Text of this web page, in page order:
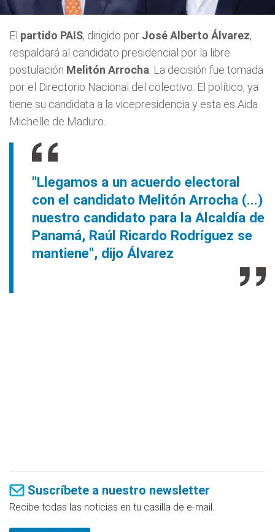
El partido PAIS, dirigido por José Alberto Álvarez,
respaldará al candidato presidencial por la libre
postulación Melitón Arrocha . La decisión fue tomada
por el Directorio Nacional del colectivo. El político, ya
tiene su candidata a la vicepresidencia y esta es Aida
Michelle de Maduro.
"Llegamos a un acuerdo electoral
con el candidato Melitón Arrocha (...)
nuestro candidato para la Alcaldía de
Panamá, Raúl Ricardo Rodríguez se
mantiene", dijo Álvarez
Suscríbete a nuestro newsletter
Recibe todas las noticias en tu casilla de e-mail.